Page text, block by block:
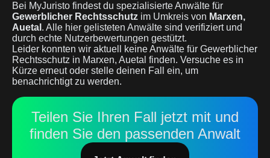
Bei MyJuristo findest du spezialisierte Anwälte für
Gewerblicher Rechtsschutz im Umkreis von Marxen,
Auetal . Alle hier gelisteten Anwälte sind verifiziert und
durch echte Nutzerbewertungen gestützt.
Leider konnten wir aktuell keine Anwälte für Gewerblicher
Rechtsschutz in Marxen, Auetal finden. Versuche es in
Kürze erneut oder stelle deinen Fall ein, um
benachrichtigt zu werden.
Teilen Sie Ihren Fall jetzt mit und
finden Sie den passenden Anwalt